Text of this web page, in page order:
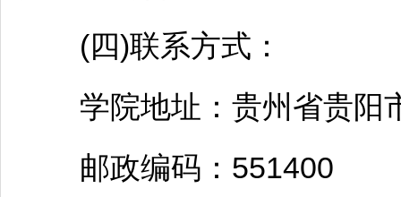
(四)联系方式：
学院地址：贵州省贵阳
邮政编码：551400